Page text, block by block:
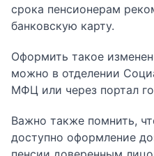
срока пенсионерам
банковскую карту.
Оформить такое
можно в отделении
МФЦ или через портал
Важно также помнить,
доступно оформление